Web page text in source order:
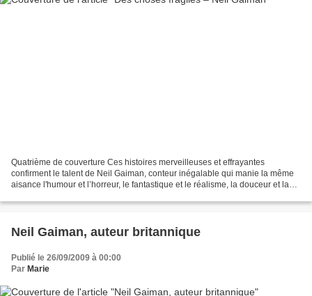
Quatrième de couverture Ces histoires merveilleuses et effrayantes
confirment le talent de Neil Gaiman, conteur inégalable qui manie la même
aisance l'humour et l’horreur, le fantastique et le réalisme, la douceur et la
Neil Gaiman, auteur britannique
Publié le 26/09/2009 à 00:00
Par Marie